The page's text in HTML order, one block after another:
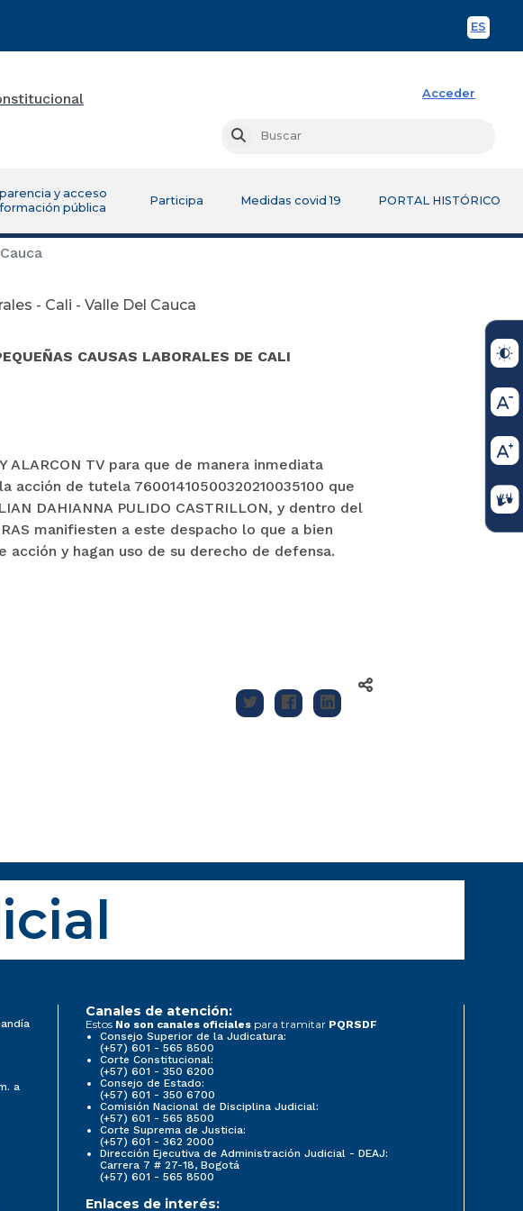
ES
Acceder
Buscar
y acceso
pública
Participa Medidas covid 19 PORTAL HISTÓRICO
- Cali - Valle Del Cauca
CAUSAS LABORALES DE CALI
ALARCON TV para que de manera inmediata
de tutela 76001410500320210035100 que
DAHIANNA PULIDO CASTRILLON, y dentro del
manifiesten a este despacho lo que a bien
y hagan uso de su derecho de defensa.
a
Canales de atención:
Estos No son canales oficiales para tramitar PQRSDF
Consejo Superior de la Judicatura:
(+57) 601 - 565 8500
Corte Constitucional:
(+57) 601 - 350 6200
Consejo de Estado:
(+57) 601 - 350 6700
Comisión Nacional de Disciplina Judicial:
(+57) 601 - 565 8500
Corte Suprema de Justicia:
(+57) 601 - 362 2000
Dirección Ejecutiva de Administración Judicial - DEAJ:
Carrera 7 # 27-18, Bogotá
(+57) 601 - 565 8500
Enlaces de interés: